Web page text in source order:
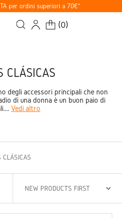
per ordini superiori a 70€*
(0)
CLÁSICAS
degli accessori principali che non
di una donna è un buon paio di
Vedi altro
CLÁSICAS